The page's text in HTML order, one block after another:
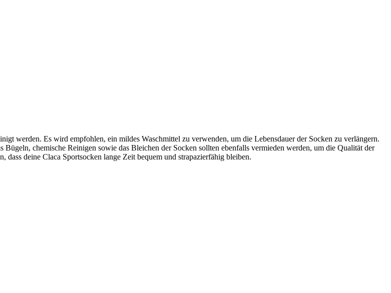
werden. Es wird empfohlen, ein mildes Waschmittel zu verwenden, um die Lebensdauer der Socken zu verlängern.
chemische Reinigen sowie das Bleichen der Socken sollten ebenfalls vermieden werden, um die Qualität der
deine Claca Sportsocken lange Zeit bequem und strapazierfähig bleiben.